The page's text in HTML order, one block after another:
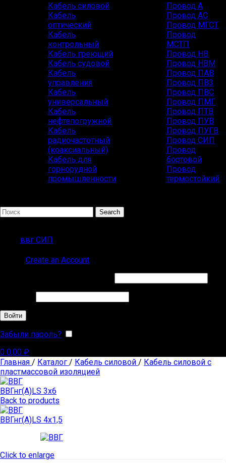
Кабель силовой
Кабель
оптический
Кабель
контрольный
Кабель греющий
Кабель судовой
Кабель
управления
Кабель
универсальный
Кабель
нефтепогружной
Кабель
радиочастотный
(коаксиальный)
Кабель для
горнорудной
промышленности
Провод А
Провод АС
Провод МГСТ
Провод
МСТП
Провод НВ
Провод НВМ
Провод ПАВ
Провод ПВ3
Провод ПВС
Провод ПМГ
Провод ПТВ
Провод ПУВ
Провод ПУГВ
Провод СИП
Провод
бортовой
Провод
термостойкий
Search
ввг СИП
Create an Account
Войти
Забыли пароль?
0 0,00 ₽
Главная / Каталог / Кабель силовой / Кабель силовой с
пластмассовой изоляцией
ВВГнг(А)LS 3х6
Back to products
ВВГнг(А)LS 4х1,5
Click to enlarge